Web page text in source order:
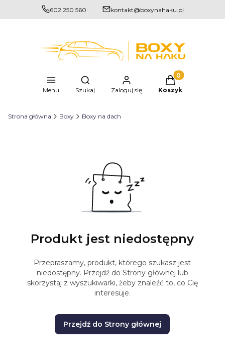
602 250 560 kontakt@boxynahaku.pl
Menu
Otwórz wyszukiwarkę
Szukaj Zaloguj się
Produkty w
Koszyk
Strona główna Boxy Boxy na dach
Produkt jest niedostępny
Przepraszamy, produkt, którego szukasz jest
niedostępny. Przejdź do Strony głównej lub
skorzystaj z wyszukiwarki, żeby znaleźć to, co Cię
interesuje.
Przejdź do Strony głównej